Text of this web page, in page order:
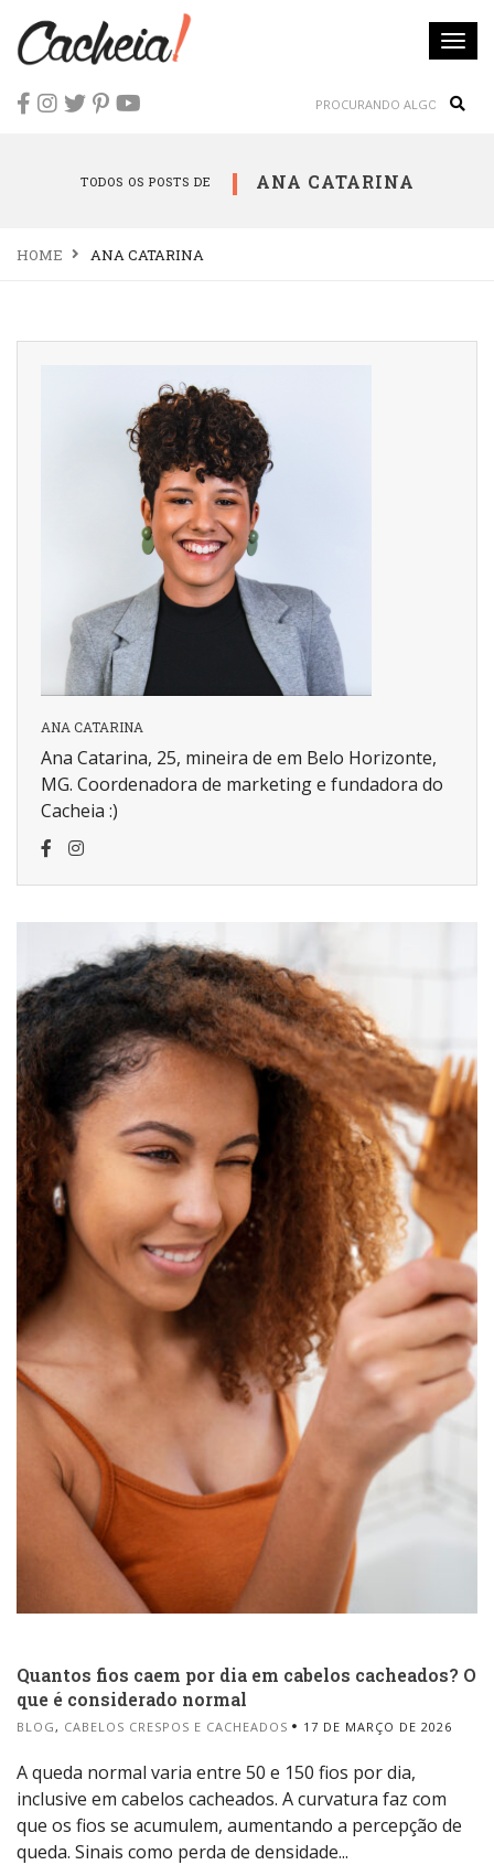
TODOS OS POSTS DE ANA CATARINA
HOME ANA CATARINA
ANA CATARINA
Ana Catarina, 25, mineira de em Belo Horizonte,
MG. Coordenadora de marketing e fundadora do
Cacheia :)
Quantos fios caem por dia em cabelos cacheados? O
que é considerado normal
BLOG , CABELOS CRESPOS E CACHEADOS 17 DE MARÇO DE 2026
A queda normal varia entre 50 e 150 fios por dia,
inclusive em cabelos cacheados. A curvatura faz com
que os fios se acumulem, aumentando a percepção de
queda. Sinais como perda de densidade...